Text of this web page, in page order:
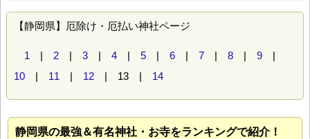
【静岡県】厄除け・厄払い神社ページ
1 | 2 | 3 | 4 | 5 | 6 | 7 | 8 | 9 |
10 | 11 | 12 | 13 | 14
静岡県の最強＆有名神社・お寺をランキングで紹介！